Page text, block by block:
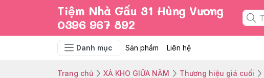
Tiệm Nhà Gấu 31 Hùng Vương
0396 967 892
Danh mục Sản phẩm Liên hệ
Trang chủ XẢ KHO GIỮA NĂM Thương hiệu giá cuối